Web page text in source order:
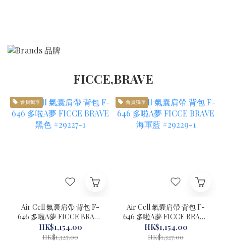
FICCE,BRAVE
會員獨享
Air Cell 氣囊肩帶 背包 F-
646 多啦A夢 FICCE BRAVE
黑色 #29227-1
HK$1,154.00
HK$1,327.00
會員獨享
Air Cell 氣囊肩帶 背包 F-
646 多啦A夢 FICCE BRAVE
海軍藍 #29229-1
HK$1,154.00
HK$1,327.00